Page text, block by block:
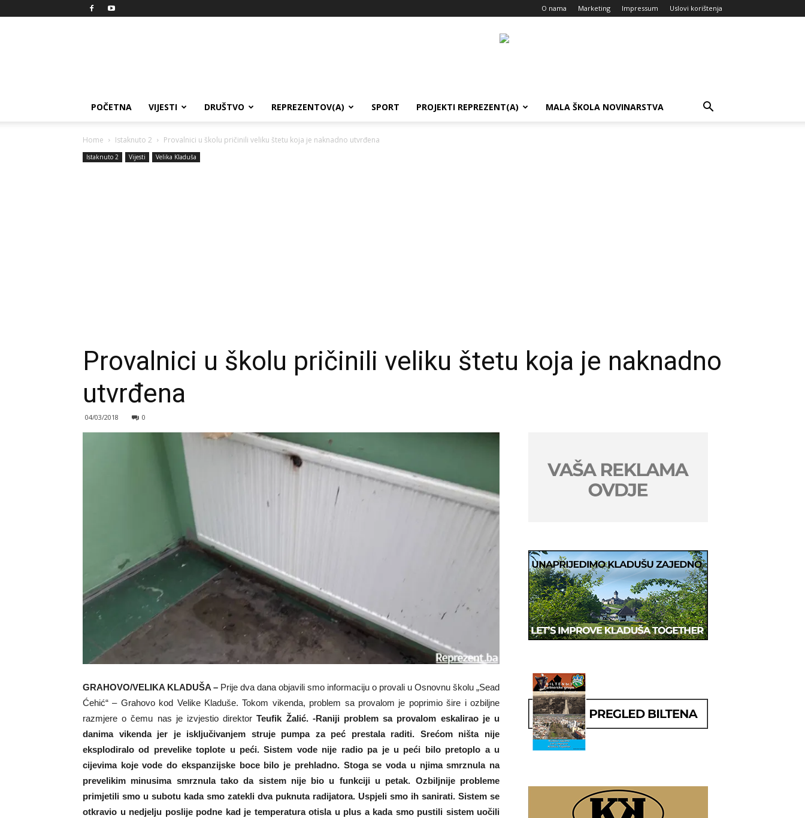
O nama Marketing Impressum Uslovi korištenja
POČETNA VIJESTI DRUŠTVO REPREZENTOV(A) SPORT PROJEKTI REPREZENT(A) MALA ŠKOLA NOVINARSTVA
Home Istaknuto 2 Provalnici u školu pričinili veliku štetu koja je naknadno utvrđena
Istaknuto 2 Vijesti Velika Kladuša
Provalnici u školu pričinili veliku štetu koja je naknadno
utvrđena
04/03/2018 0
GRAHOVO/VELIKA KLADUŠA – Prije dva dana objavili smo informaciju o provali u Osnovnu školu „Sead
Ćehić“ – Grahovo kod Velike Kladuše. Tokom vikenda, problem sa provalom je poprimio šire i ozbiljne
razmjere o čemu nas je izvjestio direktorTeufik Žalić. -Raniji problem sa provalom eskalirao je u
danima vikenda jer je isključivanjem struje pumpa za peć prestala raditi. Srećom ništa nije
eksplodiralo od prevelike toplote u peći. Sistem vode nije radio pa je u peći bilo pretoplo a u
cijevima koje vode do ekspanzijske boce bilo je prehladno. Stoga se voda u njima smrznula na
prevelikim minusima smrznula tako da sistem nije bio u funkciji u petak. Ozbiljnije probleme
primjetili smo u subotu kada smo zatekli dva puknuta radijatora. Uspjeli smo ih sanirati. Sistem se
otkravio u nedjelju poslije podne kad je temperatura otisla u plus a kada smo pustili sistem uočili